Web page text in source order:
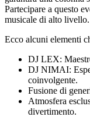
Partecipare a questo
musicale di alto livello.
Ecco alcuni elementi
DJ LEX:
DJ NIMAI:
coinvolgente.
Fusione di
Atmosfera
divertimento.